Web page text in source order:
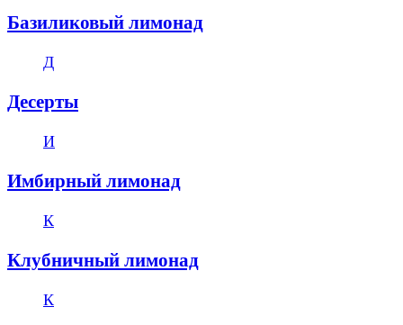
Базиликовый лимонад
Д
Десерты
И
Имбирный лимонад
К
Клубничный лимонад
К